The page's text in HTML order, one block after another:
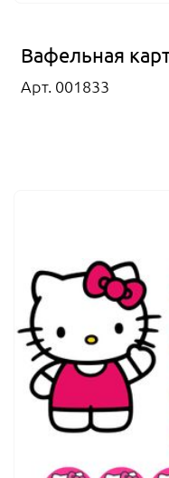
Вафельная
Арт. 001833